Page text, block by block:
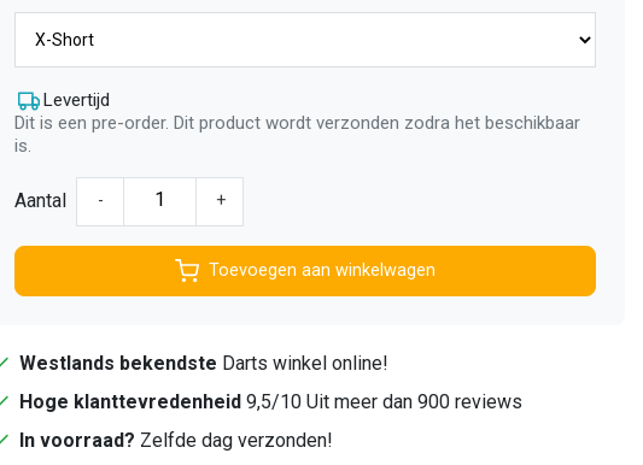
Levertijd
Dit is een pre-order. Dit product wordt verzonden zodra het beschikbaar
is.
Aantal - +
Toevoegen aan winkelwagen
Westlands bekendste Darts winkel online!
Hoge klanttevredenheid 9,5/10 Uit meer dan 900 reviews
In voorraad? Zelfde dag verzonden!